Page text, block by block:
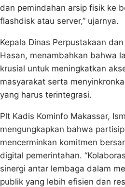
dan pemindahan arsip fisik ke
flashdisk atau server,” ujarnya.
Kepala Dinas Perpustakaan
Hasan, menambahkan bahwa
krusial untuk meningkatkan
masyarakat serta
yang harus terintegrasi.
Plt Kadis Kominfo Makassar,
mengungkapkan bahwa
mencerminkan komitmen
digital pemerintahan.
sinergi antar lembaga dalam
publik yang lebih efisien dan